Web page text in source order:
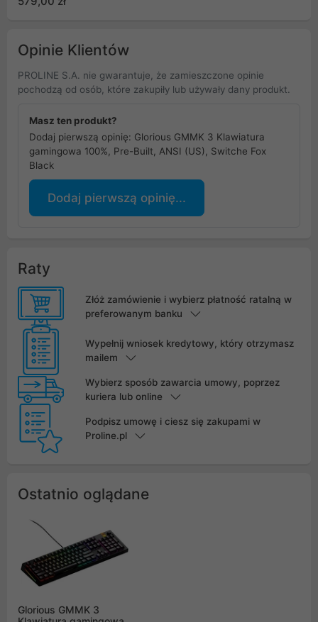
mechaniczna
Opinie Klientów
PROLINE S.A. nie gwarantuje, że zamieszczone opinie
pochodzą od osób, które zakupiły lub używały dany produkt.
Masz ten produkt?
Dodaj pierwszą opinię: Glorious GMMK 3 Klawiatura
gamingowa 100%, Pre-Built, ANSI (US), Switche Fox
Black
Dodaj pierwszą opinię...
Raty
Złóż zamówienie i wybierz płatność ratalną w
preferowanym banku
Wypełnij wniosek kredytowy, który otrzymasz
mailem
Wybierz sposób zawarcia umowy, poprzez
kuriera lub online
Podpisz umowę i ciesz się zakupami w
Proline.pl
Ostatnio oglądane
Glorious GMMK 3